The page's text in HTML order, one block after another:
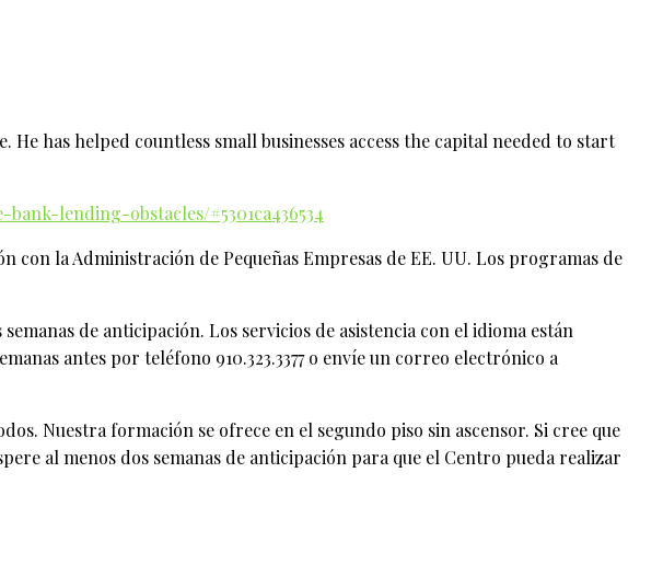
has helped countless small businesses access the capital needed to start
lending-obstacles/#5301ca436534
con la Administración de Pequeñas Empresas de EE. UU. Los programas de
de anticipación. Los servicios de asistencia con el idioma están
antes por teléfono 910.323.3377 o envíe un correo electrónico a
Nuestra formación se ofrece en el segundo piso sin ascensor. Si cree que
al menos dos semanas de anticipación para que el Centro pueda realizar